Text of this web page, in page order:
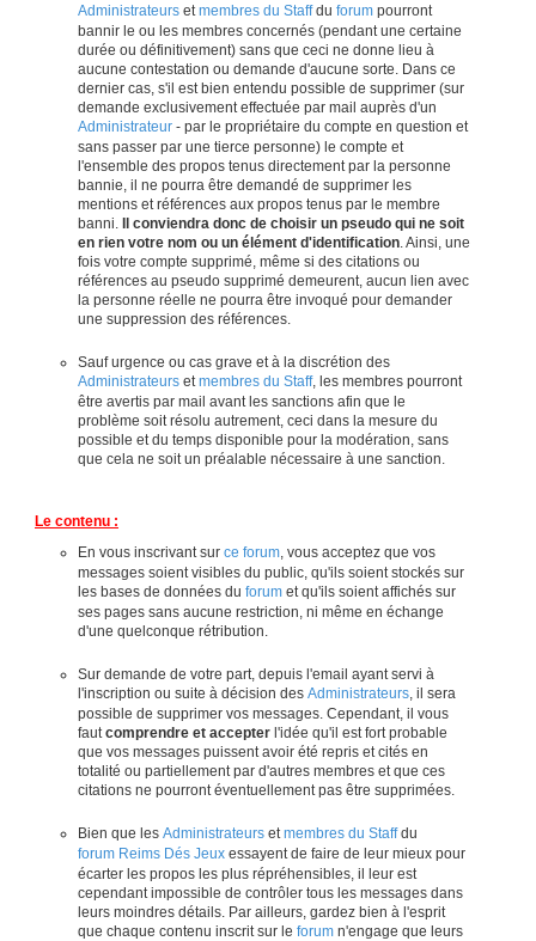
Administrateurs etmembres du Staffdu forum pourront
bannir le ou les membres concernés (pendant une certaine
durée ou définitivement) sans que ceci ne donne lieu à
aucune contestation ou demande d'aucune sorte. Dans ce
dernier cas, s'il est bien entendu possible de supprimer (sur
demande exclusivement effectuée par mail auprès d'un
Administrateur - par le propriétaire du compte en question et
sans passer par une tierce personne) le compte et
l'ensemble des propos tenus directement par la personne
bannie, il ne pourra être demandé de supprimer les
mentions et références aux propos tenus par le membre
banni.
Il conviendra donc de choisir un pseudo qui ne soit
en rien votre nom ou un élément d'identification. Ainsi, une
fois votre compte supprimé, même si des citations ou
références au pseudo supprimé demeurent, aucun lien avec
la personne réelle ne pourra être invoqué pour demander
une suppression des références.
Sauf urgence ou cas grave et à la discrétion des
Administrateurs etmembres du Staff, les membres pourront
être avertis par mail avant les sanctions afin que le
problème soit résolu autrement, ceci dans la mesure du
possible et du temps disponible pour la modération, sans
que cela ne soit un préalable nécessaire à une sanction.
Le contenu :
En vous inscrivant sur ce forum , vous acceptez que vos
messages soient visibles du public, qu'ils soient stockés sur
les bases de données du forum et qu'ils soient affichés sur
ses pages sans aucune restriction, ni même en échange
d'une quelconque rétribution.
Sur demande de votre part, depuis l'email ayant servi à
l'inscription ou suite à décision des Administrateurs , il sera
possible de supprimer vos messages. Cependant, il vous
faut comprendre et accepter l'idée qu'il est fort probable
que vos messages puissent avoir été repris et cités en
totalité ou partiellement par d'autres membres et que ces
citations ne pourront éventuellement pas être supprimées.
Bien que les Administrateurs et membres du Staffdu
forum Reims Dés Jeux essayent de faire de leur mieux pour
écarter les propos les plus répréhensibles, il leur est
cependant impossible de contrôler tous les messages dans
leurs moindres détails. Par ailleurs, gardez bien à l'esprit
que chaque contenu inscrit sur le forum n'engage que leurs